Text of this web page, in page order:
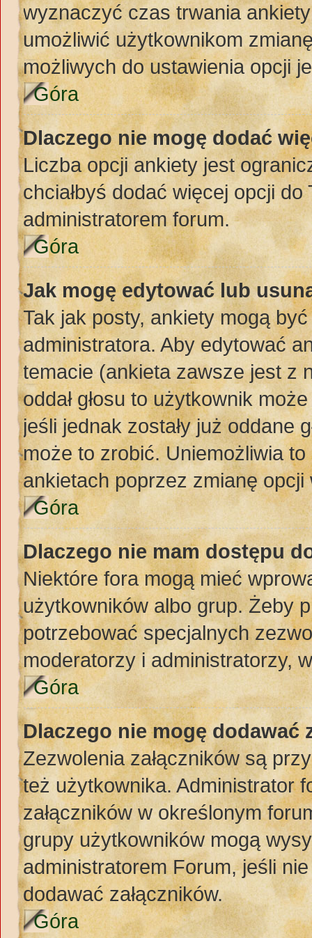
wyznaczyć czas trwania
umożliwić użytkownikom
możliwych do ustawienia opcji
Góra
Dlaczego nie mogę dodać
Liczba opcji ankiety jest
chciałbyś dodać więcej opcji
administratorem forum.
Góra
Jak mogę edytować lub
Tak jak posty, ankiety mogą
administratora. Aby edytować
temacie (ankieta zawsze jest z
oddał głosu to użytkownik
jeśli jednak zostały już oddane
może to zrobić. Uniemożliwia
ankietach poprzez zmianę opcji
Góra
Dlaczego nie mam dostępu
Niektóre fora mogą mieć
użytkowników albo grup. Żeby
potrzebować specjalnych
moderatorzy i administratorzy,
Góra
Dlaczego nie mogę dodawać
Zezwolenia załączników są
też użytkownika. Administrator
załączników w określonym
grupy użytkowników mogą
administratorem Forum, jeśli
dodawać załączników.
Góra